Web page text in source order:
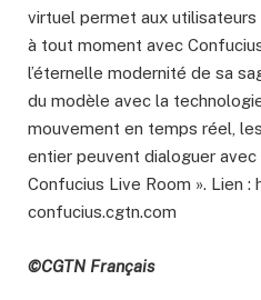
virtuel permet aux utilisateurs
à tout moment avec
l’éternelle modernité de sa
du modèle avec la
mouvement en temps réel,
entier peuvent dialoguer
Confucius Live Room ». Lien :
confucius.cgtn.com
©CGTN Français